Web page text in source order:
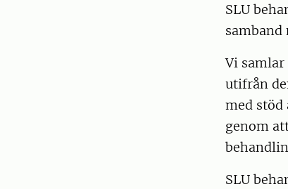
SLU
Vi
utifrån
med stöd
genom
SLU